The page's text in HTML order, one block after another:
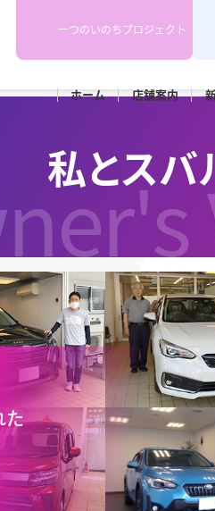
一つのいのちプロジェクト
ホーム 店舗案内
新発田店
車検 メ
ッフがカーライフや
配信しています。
私とスバ
た